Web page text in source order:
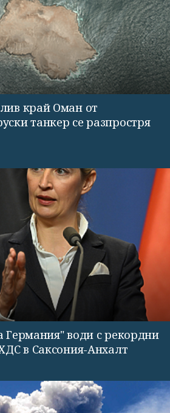
край Оман от
танкер се разпростря
Германия" води с рекордни
в Саксония-Анхалт